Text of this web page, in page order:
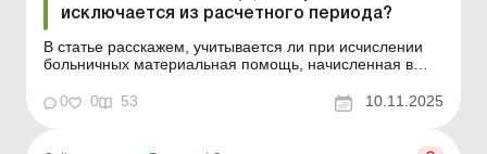
исключается из расчетного периода?
В статье расскажем, учитывается ли при исчислении
больничных материальная помощь, начисленная в
Баланс-Агро № 45 от 11 ноября 2025 года
0 0 53 10.11.2025